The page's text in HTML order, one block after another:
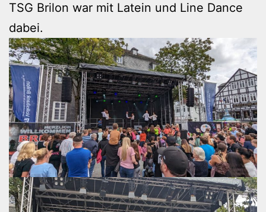
TSG Brilon war mit Latein und Line Dance
dabei.